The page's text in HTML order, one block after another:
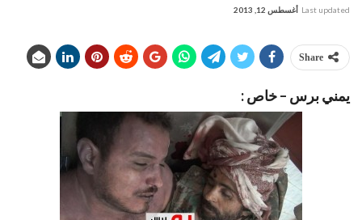
Last updated أغسطس 12, 2013
Share
يمني برس – خاص :